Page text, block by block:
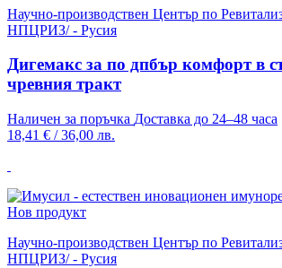
Научно-производствен Център по
НПЦРИЗ/ - Русия
Дигемакс за по дпбър комфорт в
чревния тракт
Наличен за поръчка Доставка до 24–48 часа
18,41 € / 36,00 лв.
Нов продукт
Научно-производствен Център по
НПЦРИЗ/ - Русия